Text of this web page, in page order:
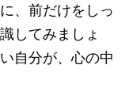
、前だけをしっ
してみましょ
自分が、心の中